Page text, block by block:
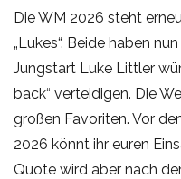
Die WM 2026 steht
„Lukes“. Beide haben
Jungstart Luke Littler
back“ verteidigen. Die
großen Favoriten. Vor
2026 könnt ihr euren
Quote wird aber nach